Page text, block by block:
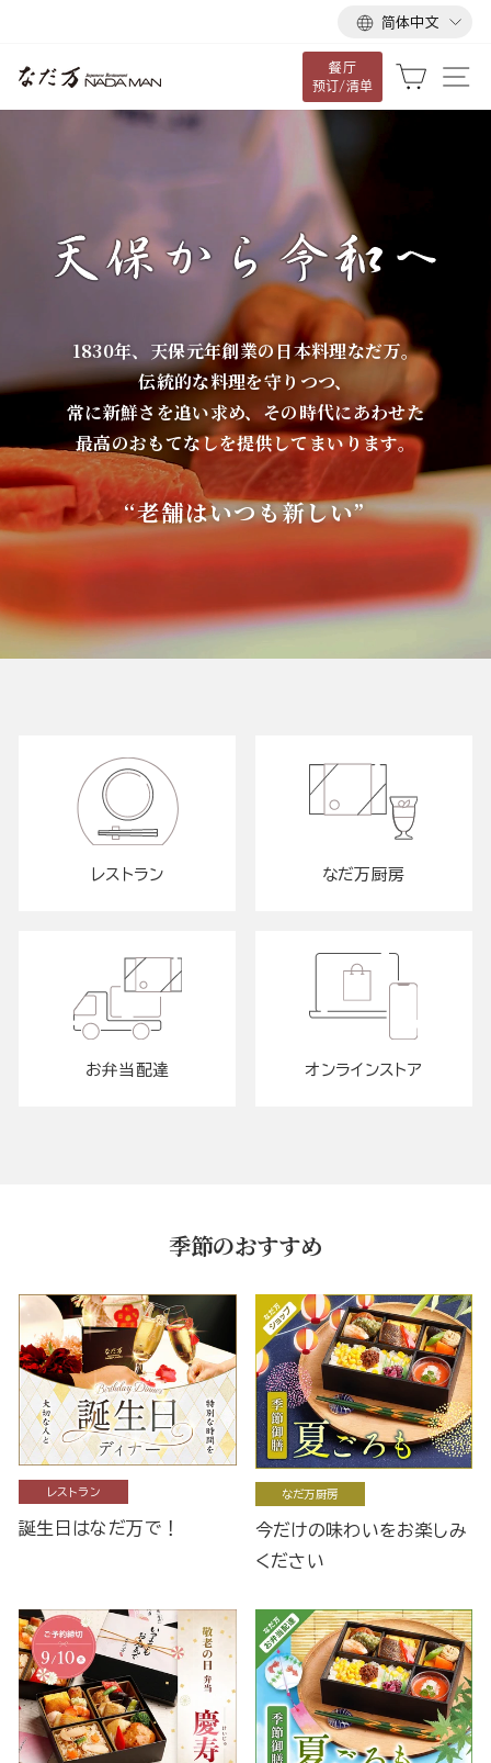
语
言
简体中文
な
餐厅
预订/清单
大车
1830年、天保元年創業の日本料理なだ万。
伝統的な料理を守りつつ、
常に新鮮さを追い求め、その時代にあわせた
最高のおもてなしを提供してまいります。
“老舗はいつも新しい”
レストラン なだ万厨房
お弁当配達 オンラインストア
季節のおすすめ
レストラン
誕生日はなだ万で！
なだ万厨房
今だけの味わいをお楽しみ
ください